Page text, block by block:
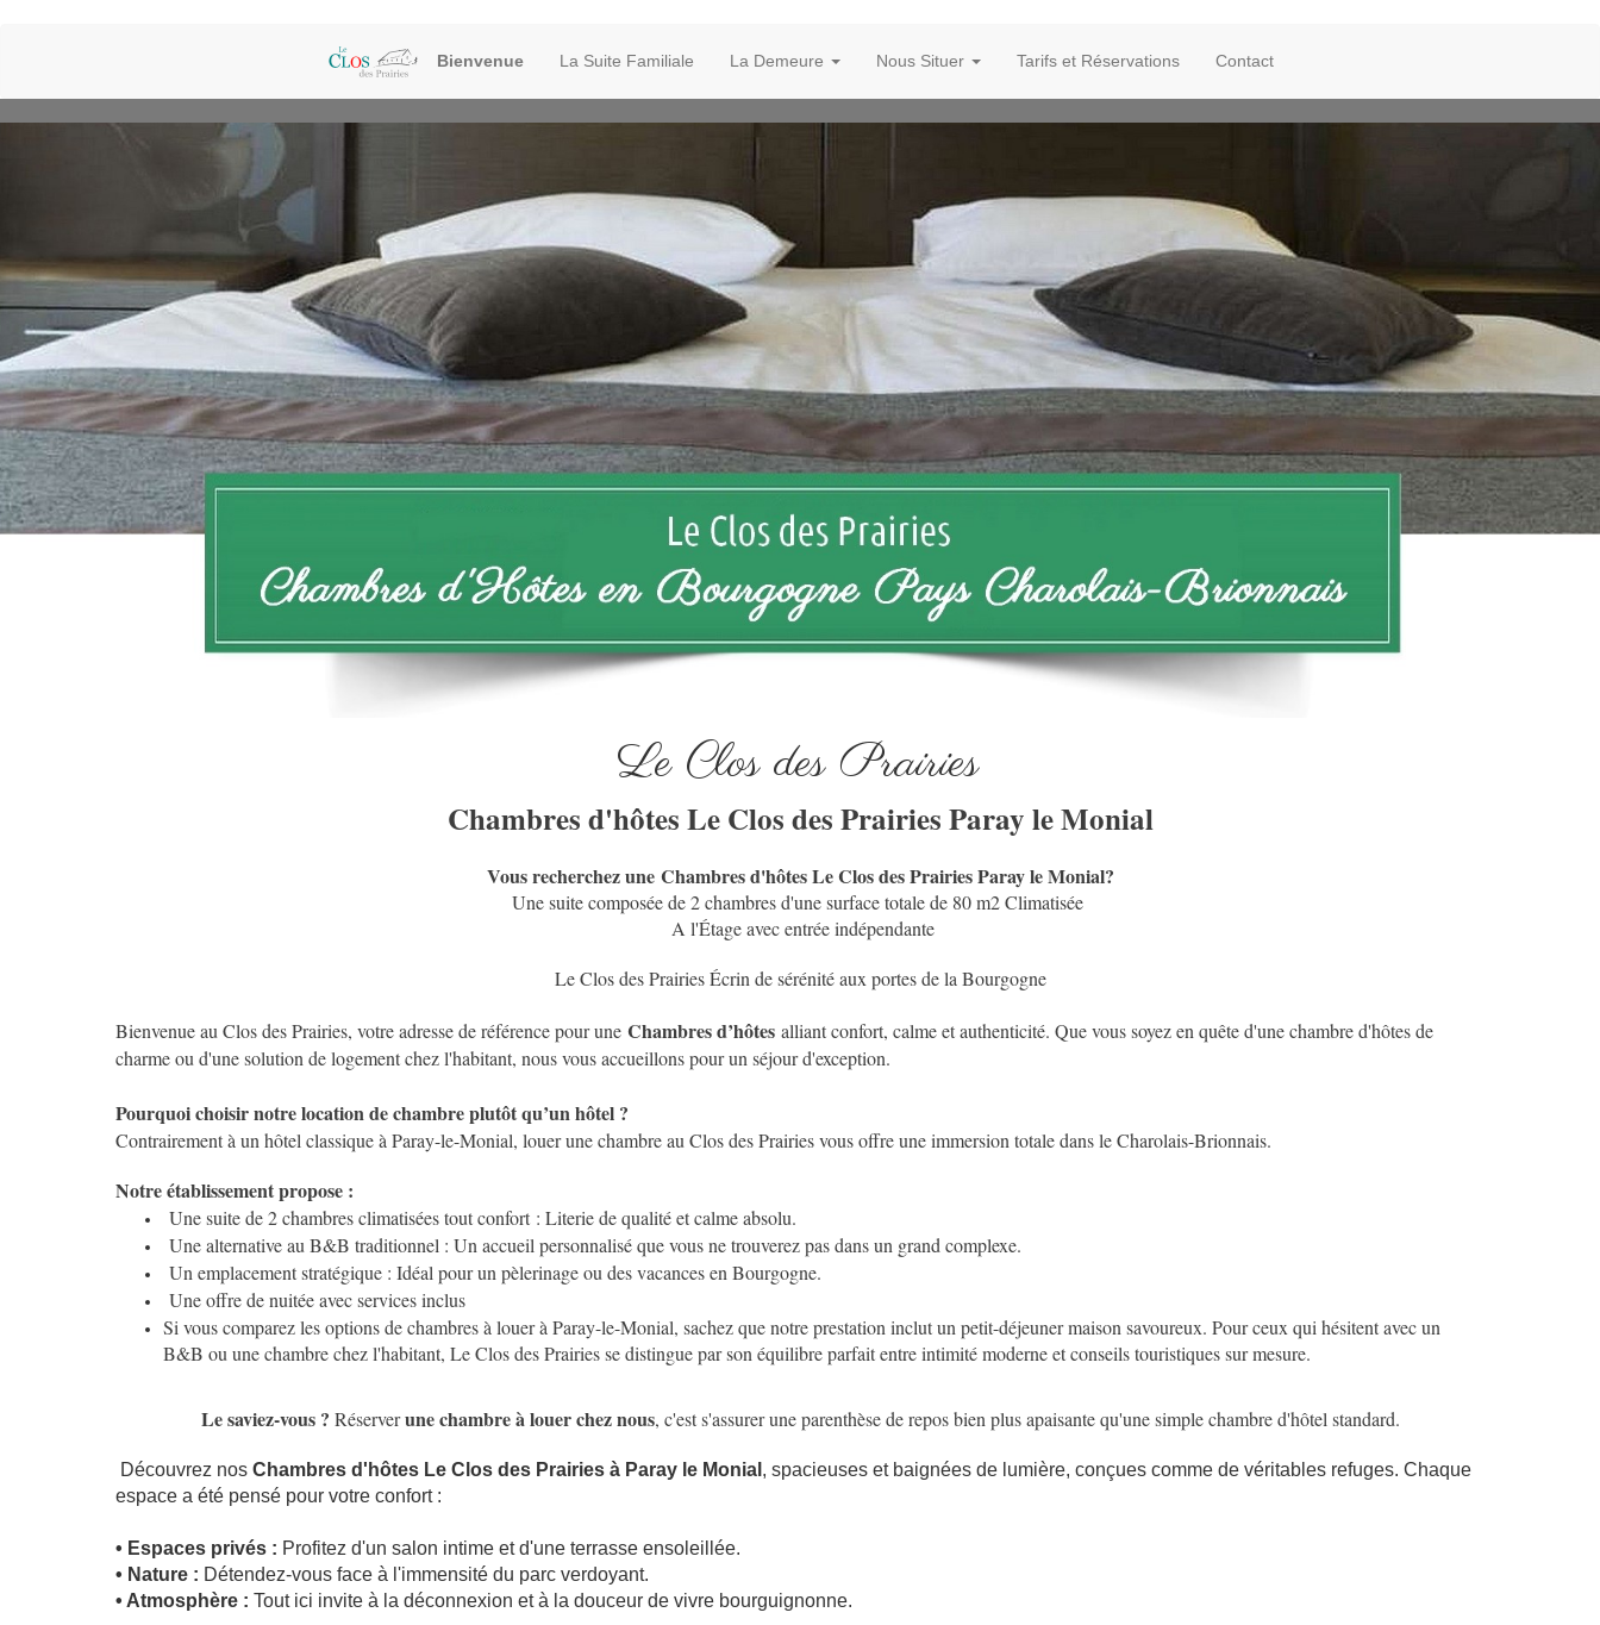
Bienvenue La Suite Familiale La Demeure Nous Situer Tarifs et Réservations Contact
Le Clos des Prairies
Chambres d'hôtes Le Clos des Prairies Paray le Monial
Vous recherchez une Chambres d'hôtes Le Clos des Prairies Paray le Monial?
Une suite composée de 2 chambres d'une surface totale de 80 m2 Climatisée
A l'Étage avec entrée indépendante
Le Clos des Prairies Écrin de sérénité aux portes de la Bourgogne
Bienvenue au Clos des Prairies, votre adresse de référence pour une Chambres d’hôtes alliant confort, calme et authenticité. Que vous soyez en quête d'une chambre d'hôtes de
charme ou d'une solution de logement chez l'habitant, nous vous accueillons pour un séjour d'exception.
Pourquoi choisir notre location de chambre plutôt qu’un hôtel ?
Contrairement à un hôtel classique à Paray-le-Monial, louer une chambre au Clos des Prairies vous offre une immersion totale dans le Charolais-Brionnais.
Notre établissement propose :
Une suite de 2 chambres climatisées tout confort : Literie de qualité et calme absolu.
Une alternative au B&B traditionnel : Un accueil personnalisé que vous ne trouverez pas dans un grand complexe.
Un emplacement stratégique : Idéal pour un pèlerinage ou des vacances en Bourgogne.
Une offre de nuitée avec services inclus
Si vous comparez les options de chambres à louer à Paray-le-Monial, sachez que notre prestation inclut un petit-déjeuner maison savoureux. Pour ceux qui hésitent avec un
B&B ou une chambre chez l'habitant, Le Clos des Prairies se distingue par son équilibre parfait entre intimité moderne et conseils touristiques sur mesure.
Le saviez-vous ? Réserverune chambre à louer chez nous, c'est s'assurer une parenthèse de repos bien plus apaisante qu'une simple chambre d'hôtel standard.
Découvrez nos Chambres d'hôtes Le Clos des Prairies à Paray le Monial , spacieuses et baignées de lumière, conçues comme de véritables refuges. Chaque
espace a été pensé pour votre confort :
• Espaces privés : Profitez d'un salon intime et d'une terrasse ensoleillée.
• Nature : Détendez-vous face à l'immensité du parc verdoyant.
• Atmosphère : Tout ici invite à la déconnexion et à la douceur de vivre bourguignonne.